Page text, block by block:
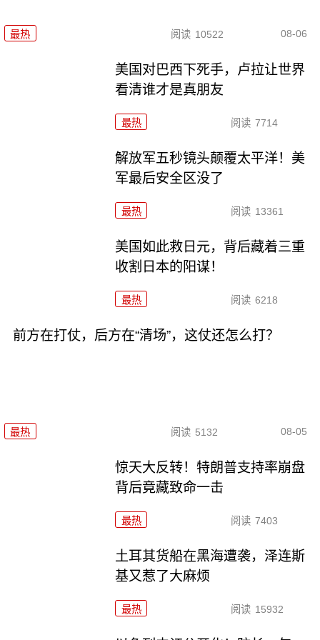
最热 阅读 10522 08-06
美国对巴西下死手，卢拉让世界
看清谁才是真朋友
最热 阅读 7714
解放军五秒镜头颠覆太平洋！美
军最后安全区没了
最热 阅读 13361
美国如此救日元，背后藏着三重
收割日本的阳谋！
最热 阅读 6218
前方在打仗，后方在“清场”，这仗还怎么打？
最热 阅读 5132 08-05
惊天大反转！特朗普支持率崩盘
背后竟藏致命一击
最热 阅读 7403
土耳其货船在黑海遭袭，泽连斯
基又惹了大麻烦
最热 阅读 15932